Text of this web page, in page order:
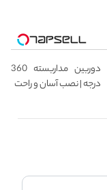
دوربین مداربسته 360
درجه | نصب آسان و راحت